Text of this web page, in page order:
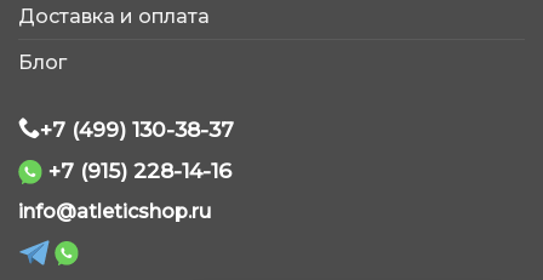
Доставка и оплата
Блог
+7 (499) 130-38-37
+7 (915) 228-14-16
info@atleticshop.ru